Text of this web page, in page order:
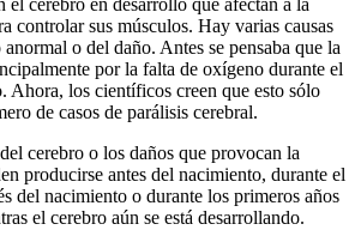
el cerebro en desarrollo que afectan a la
controlar sus músculos. Hay varias causas
o del daño. Antes se pensaba que la
por la falta de oxígeno durante el
Ahora, los científicos creen que esto sólo
de casos de parálisis cerebral.
cerebro o los daños que provocan la
producirse antes del nacimiento, durante el
del nacimiento o durante los primeros años
el cerebro aún se está desarrollando.